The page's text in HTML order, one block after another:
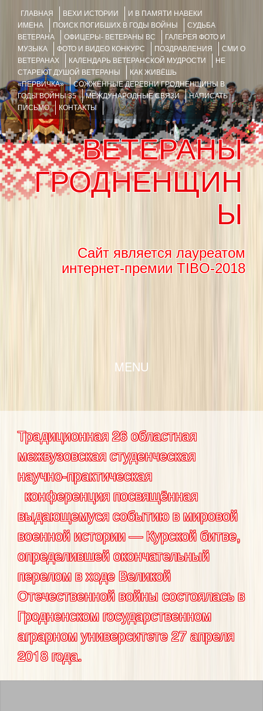
ГЛАВНАЯ ВЕХИ ИСТОРИИ
И В ПАМЯТИ НАВЕКИ
ИМЕНА
ПОИСК ПОГИБШИХ В ГОДЫ ВОЙНЫ
СУДЬБА
ВЕТЕРАНА
ОФИЦЕРЫ- ВЕТЕРАНЫ ВС
ГАЛЕРЕЯ ФОТО И
МУЗЫКА
ФОТО И ВИДЕО КОНКУРС ПОЗДРАВЛЕНИЯ
СМИ О
ВЕТЕРАНАХ
КАЛЕНДАРЬ ВЕТЕРАНСКОЙ МУДРОСТИ
НЕ
СТАРЕЮТ ДУШОЙ ВЕТЕРАНЫ
КАК ЖИВЁШЬ
«ПЕРВИЧКА»
СОЖЖЁННЫЕ ДЕРЕВНИ ГРОДНЕНЩИНЫ В
ГОДЫ ВОЙНЫ 35
МЕЖДУНАРОДНЫЕ СВЯЗИ
НАПИСАТЬ
ПИСЬМО
КОНТАКТЫ
ВЕТЕРАНЫ
ГРОДНЕНЩИН
Ы
Сайт является лауреатом
интернет-премии TIBO-2018
MENU
Традиционная 26 областная
межвузовская студенческая
научно-практическая
конференция посвящённая
выдающемуся событию в мировой
военной истории — Курской битве,
определившей окончательный
перелом в ходе Великой
Отечественной войны состоялась в
Гродненском государственном
аграрном университете 27 апреля
2018 года.